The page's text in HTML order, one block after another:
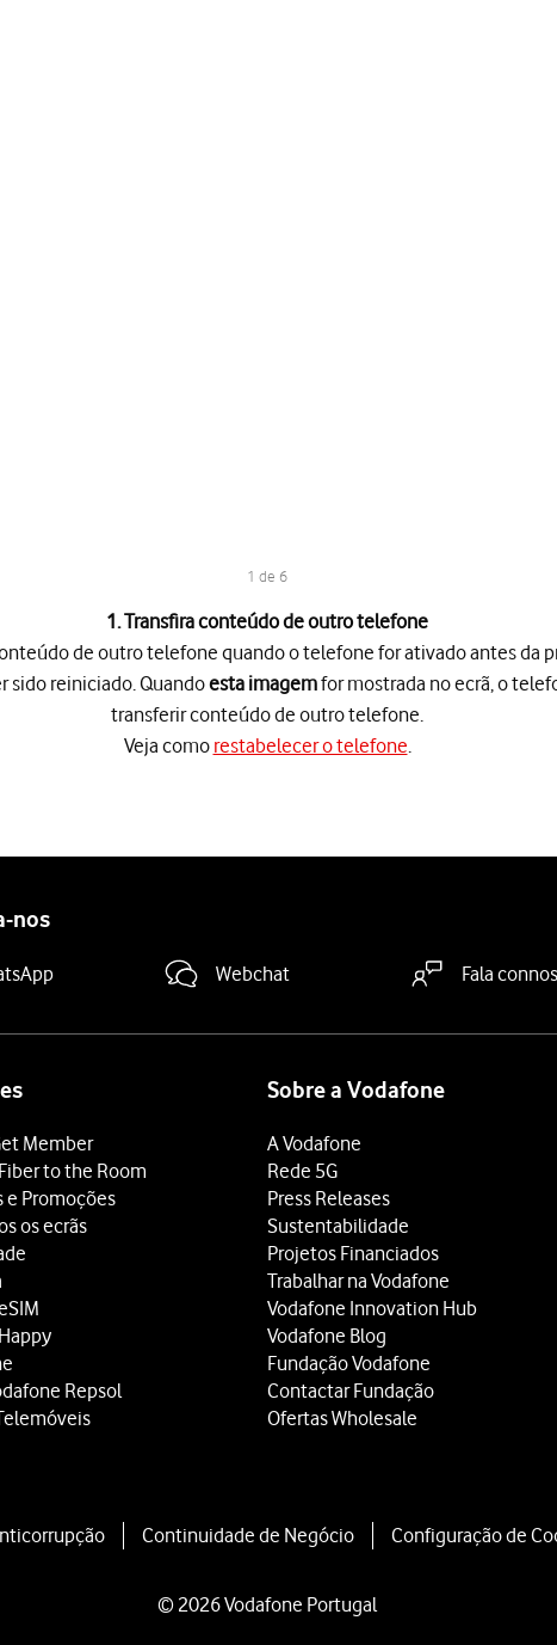
1 de 6
1. Transfira conteúdo de outro telefone
de outro telefone quando o telefone for ativado antes da
sido reiniciado. Quandoesta imagemfor mostrada no ecrã, o
transferir conteúdo de outro telefone.
Veja comorestabelecer o telefone
para transferir conteúdo de outro telefone.
nos
Webchat Fala
Member
to the Room
e Promoções
os ecrãs
Repsol
Sobre a Vodafone
A Vodafone
Rede 5G
Press Releases
Sustentabilidade
Projetos Financiados
Trabalhar na Vodafone
Vodafone Innovation Hub
Vodafone Blog
Fundação Vodafone
Contactar Fundação
Ofertas Wholesale
Continuidade de Negócio Configuração de
© 2026 Vodafone Portugal